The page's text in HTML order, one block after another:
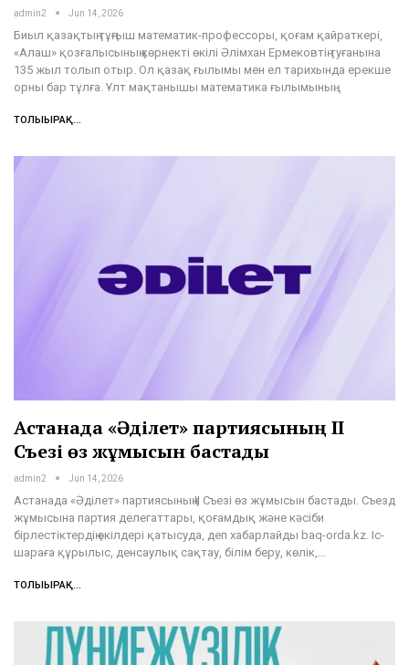
admin2 Jun 14, 2026
Биыл қазақтың тұңғыш математик-профессоры, қоғам қайраткері,
«Алаш» қозғалысының көрнекті өкілі Әлімхан Ермековтің туғанына
135 жыл толып отыр. Ол қазақ ғылымы мен ел тарихында ерекше
орны бар тұлға. Ұлт мақтанышы математика ғылымының…
ТОЛЫҒЫРАҚ...
Астанада «Әділет» партиясының II
Съезі өз жұмысын бастады
admin2 Jun 14, 2026
Астанада «Әділет» партиясының II Съезі өз жұмысын бастады. Съезд
жұмысына партия делегаттары, қоғамдық және кәсіби
бірлестіктердің өкілдері қатысуда, деп хабарлайды baq-orda.kz. Іс-
шараға құрылыс, денсаулық сақтау, білім беру, көлік,…
ТОЛЫҒЫРАҚ...